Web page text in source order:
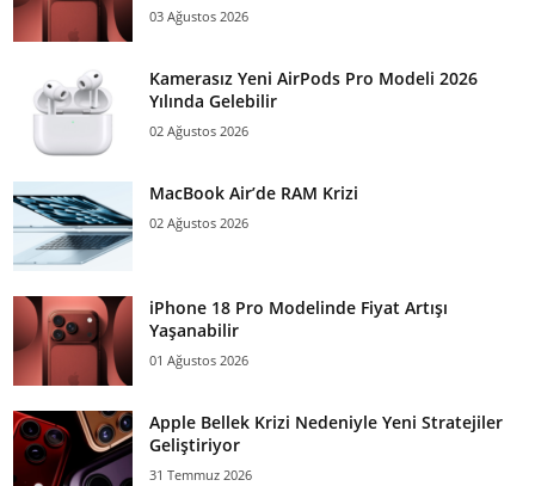
03 Ağustos 2026
Kamerasız Yeni AirPods Pro Modeli 2026
Yılında Gelebilir
02 Ağustos 2026
MacBook Air’de RAM Krizi
02 Ağustos 2026
iPhone 18 Pro Modelinde Fiyat Artışı
Yaşanabilir
01 Ağustos 2026
Apple Bellek Krizi Nedeniyle Yeni Stratejiler
Geliştiriyor
31 Temmuz 2026